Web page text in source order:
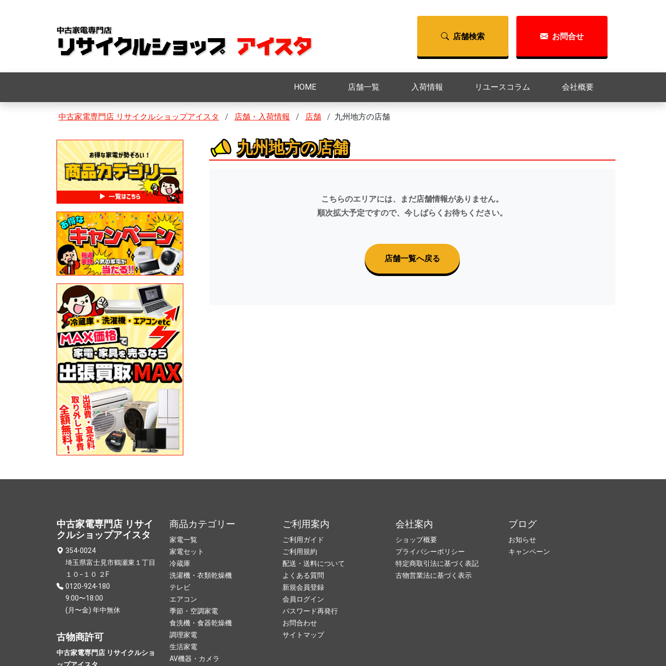
へ
キ
HOME 店舗一覧 入荷情報 リユースコラム 会社概要
店舗検索 お問合せ
中古家電専門店 リサイクルショップアイスタ 店舗・入荷情報 店舗 九州地方の店舗
九州地方の店舗
こちらのエリアには、まだ店舗情報がありません。
順次拡大予定ですので、今しばらくお待ちください。
店舗一覧へ戻る
中古家電専門店 リサイ
クルショップアイスタ
354-0024
埼玉県富士見市鶴瀬東１丁目
１０−１０ ２F
0120-924-180
9:00〜18:00
(月〜金) 年中無休
古物商許可
中古家電専門店 リサイクルショ
ップアイスタ
商品カテゴリー
家電一覧
家電セット
冷蔵庫
洗濯機・衣類乾燥機
テレビ
エアコン
季節・空調家電
食洗機・食器乾燥機
調理家電
生活家電
AV機器・カメラ
ご利用案内
ご利用ガイド
ご利用規約
配送・送料について
よくある質問
新規会員登録
会員ログイン
パスワード再発行
お問合わせ
サイトマップ
会社案内
ショップ概要
プライバシーポリシー
特定商取引法に基づく表記
古物営業法に基づく表示
ブログ
お知らせ
キャンペーン